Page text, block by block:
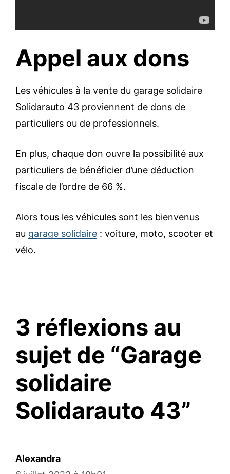
Appel aux dons
Les véhicules à la vente du garage solidaire
Solidarauto 43 proviennent de dons de
particuliers ou de professionnels.
En plus, chaque don ouvre la possibilité aux
particuliers de bénéficier d’une déduction
fiscale de l’ordre de 66 %.
Alors tous les véhicules sont les bienvenus
au garage solidaire : voiture, moto, scooter et
vélo.
3 réflexions au
sujet de “Garage
solidaire
Solidarauto 43”
Alexandra